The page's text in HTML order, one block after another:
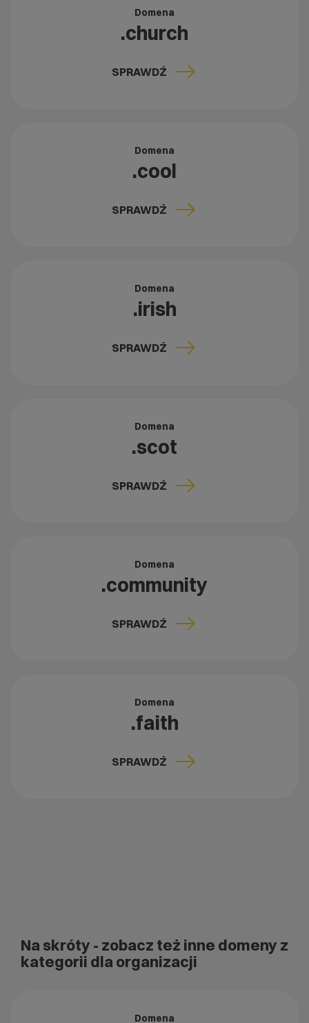
Domena
.church
SPRAWDŹ
Domena
.cool
SPRAWDŹ
Domena
.irish
SPRAWDŹ
Domena
.scot
SPRAWDŹ
Domena
.community
SPRAWDŹ
Domena
.faith
SPRAWDŹ
Na skróty - zobacz też inne domeny z
kategorii dla organizacji
Domena